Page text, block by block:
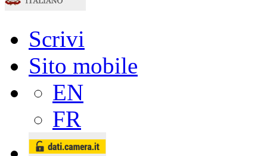
Scrivi
Sito mobile
EN
FR